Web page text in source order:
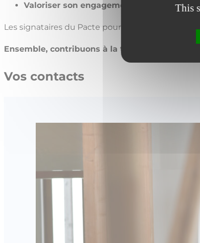
This
Valoriser son engagement
Les signataires du Pacte pourront
Ensemble, contribuons à la transition du
Vos contacts